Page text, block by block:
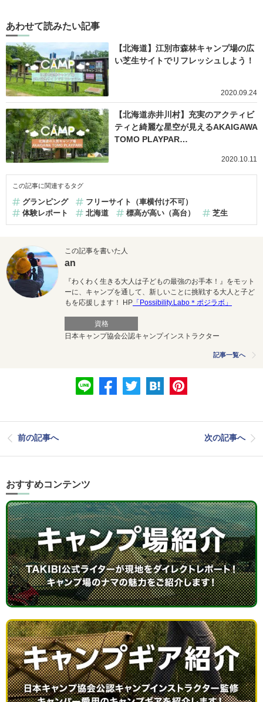
あわせて読みたい記事
【北海道】江別市森林キャンプ場の広
い芝生サイトでリフレッシュしよう！
2020.09.24
【北海道赤井川村】充実のアクティビ
ティと綺麗な星空が見えるAKAIGAWA
TOMO PLAYPAR…
2020.10.11
この記事に関連するタグ
グランピング
フリーサイト（車横付け不可）
体験レポート
北海道 標高が高い（高台） 芝生
この記事を書いた人
an
『わくわく生きる大人は子どもの最強のお手本！』をモット
ーに、キャンプを通して、新しいことに挑戦する大人と子ど
もを応援します！ HP 「Possibility.Labo＊ポジラボ」
資格
日本キャンプ協会公認キャンプインストラクター
記事一覧へ
前の記事へ 次の記事へ
おすすめコンテンツ